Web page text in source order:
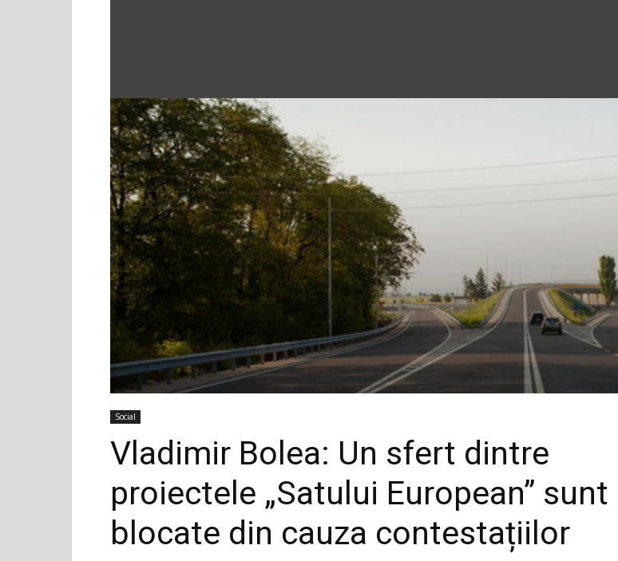
Social
Vladimir Bolea: Un sfert dintre
proiectele „Satului European” sunt
blocate din cauza contestațiilor